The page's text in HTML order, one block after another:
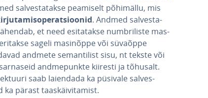
sal­ves­ta­takse peamiselt põhimällu, mis
. Andmed sal­ves­ta­
et need esi­ta­takse numb­ri­liste mas­
sageli masinõppe või süvaõppe
andmete se­man­ti­list sisu, nt tekste või
and­me­punkte kiiresti ja tõhusalt.
saab laiendada ka püsivale sal­ves­
ka pärast taas­käi­vi­ta­mist.